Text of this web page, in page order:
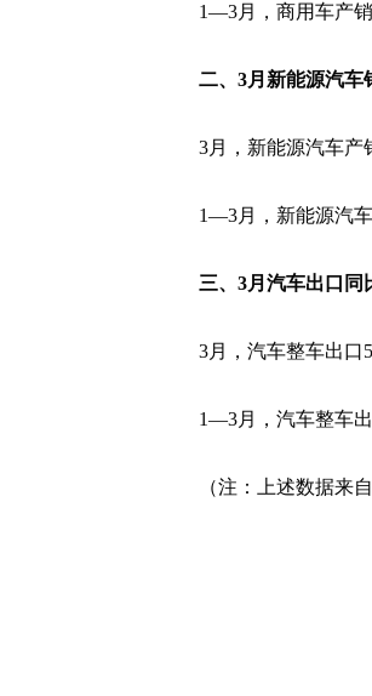
1—3月，商用车产销
二、3月新能源汽车
3月，新能源汽车产
1—3月，新能源汽车
三、3月汽车出口同
3月，汽车整车出口
1—3月，汽车整车出
（注：上述数据来